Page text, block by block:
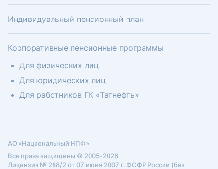
Индивидуальный пенсионный план
Корпоративные пенсионные программы
Для физических лиц
Для юридических лиц
Для работников ГК «Татнефть»
АО «Национальный НПФ»
Все права защищены © 2005-2026
Лицензия № 288/2 от 07 июня 2007 г. ФСФР России (без